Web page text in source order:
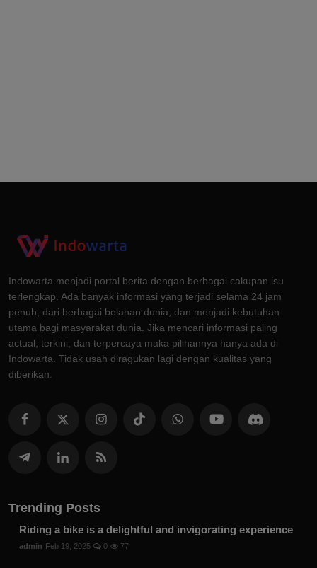
Indowarta menjadi portal berita dengan berbagai cakupan isu
terlengkap. Ada banyak informasi yang terjadi selama 24 jam
penuh, dari berbagai belahan dunia, dan menjadi kebutuhan
utama bagi masyarakat dunia. Jika mencari informasi paling
actual, terkini, dan terpercaya maka pilihannya hanya ada di
Indowarta. Tidak usah diragukan lagi dengan kualitas yang
diberikan.
Trending Posts
Riding a bike is a delightful and invigorating experience
admin Feb 19, 2025 0 77